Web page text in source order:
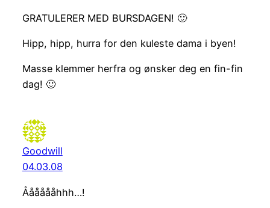
GRATULERER MED BURSDAGEN! 🙂
Hipp, hipp, hurra for den kuleste dama i byen!
Masse klemmer herfra og ønsker deg en fin-fin
dag! 🙂
Goodwill
04.03.08
Ååååååhhh…!